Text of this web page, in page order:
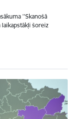
''Skanošā
laikapstākļi šoreiz